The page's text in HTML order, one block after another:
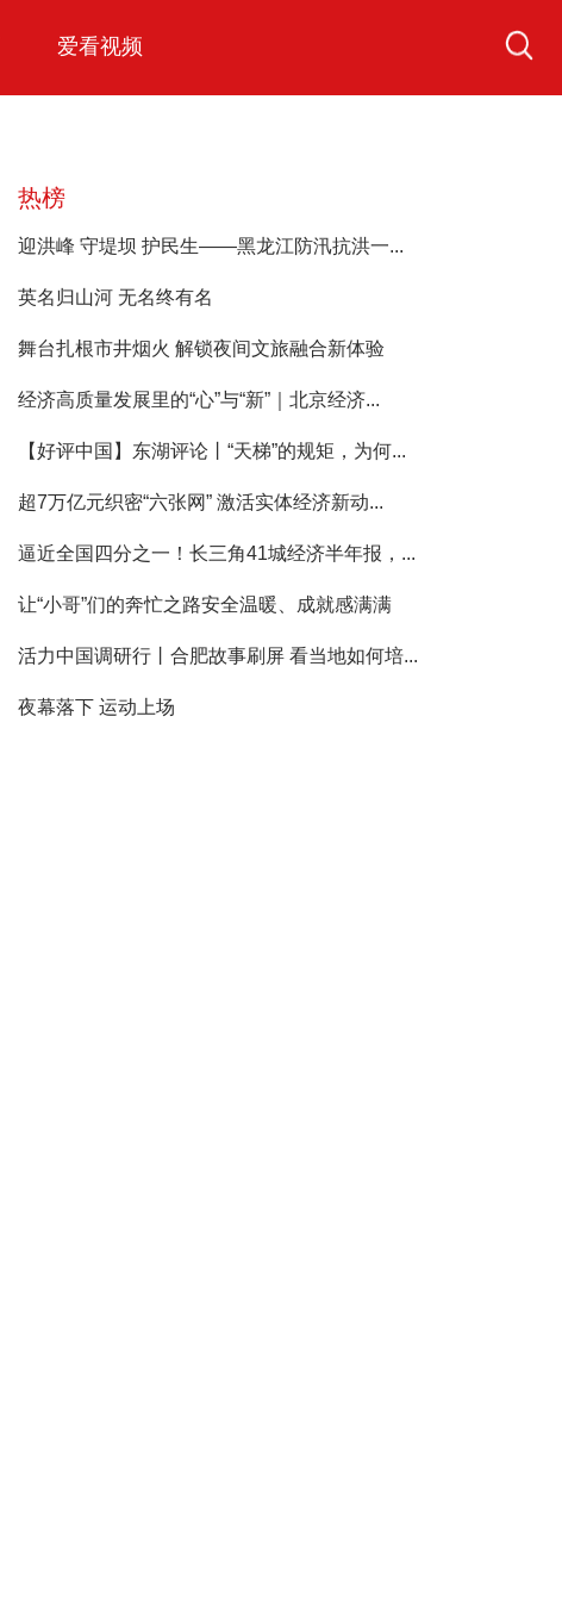
爱看视频
热榜
迎洪峰 守堤坝 护民生——黑龙江防汛抗洪一...
英名归山河 无名终有名
舞台扎根市井烟火 解锁夜间文旅融合新体验
经济高质量发展里的“心”与“新”｜北京经济...
【好评中国】东湖评论丨“天梯”的规矩，为何...
超7万亿元织密“六张网” 激活实体经济新动...
逼近全国四分之一！长三角41城经济半年报，...
让“小哥”们的奔忙之路安全温暖、成就感满满
活力中国调研行丨合肥故事刷屏 看当地如何培...
夜幕落下 运动上场